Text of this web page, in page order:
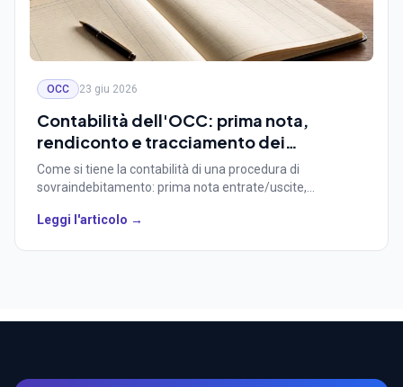
OCC 23 giu 2026
Contabilità dell'OCC: prima nota,
rendiconto e tracciamento dei
pagamenti nel sovraindebitamento
Come si tiene la contabilità di una procedura di
sovraindebitamento: prima nota entrate/uscite,
tracciamento dei pagamenti ai creditori, con il supporto di
Leggi l'articolo →